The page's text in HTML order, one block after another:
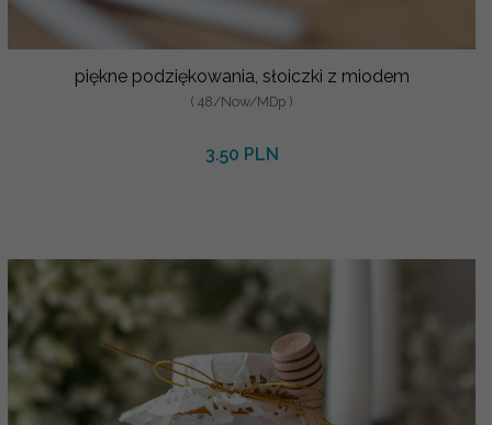
piękne podziękowania, słoiczki z miodem
( 48/Now/MDp )
3.50 PLN